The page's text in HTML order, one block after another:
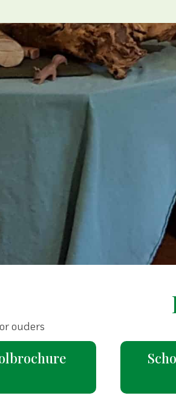
ouders